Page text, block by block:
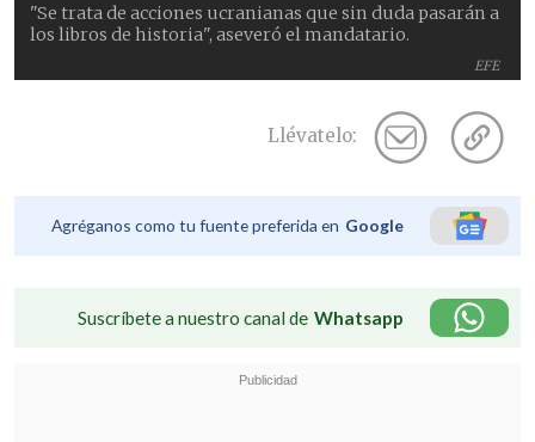
EFE
"Se trata de acciones ucranianas que sin duda pasarán a
los libros de historia", aseveró el mandatario.
Llévatelo:
Agréganos como tu fuente preferida en Google
Suscríbete a nuestro canal de Whatsapp